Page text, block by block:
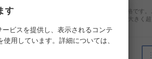
* 表示は参考価格です
お、上記数量を大きく
合せください。
す
ビスを提供し、表示されるコンテ
用しています。詳細については、